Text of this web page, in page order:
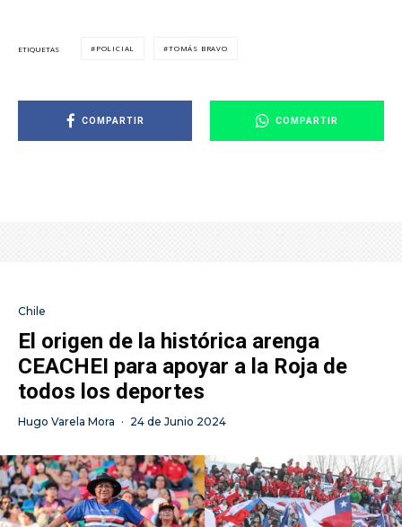
ETIQUETAS POLICIAL TOMÁS BRAVO
COMPARTIR COMPARTIR
Chile
El origen de la histórica arenga
CEACHEI para apoyar a la Roja de
todos los deportes
Hugo Varela Mora · 24 de Junio 2024